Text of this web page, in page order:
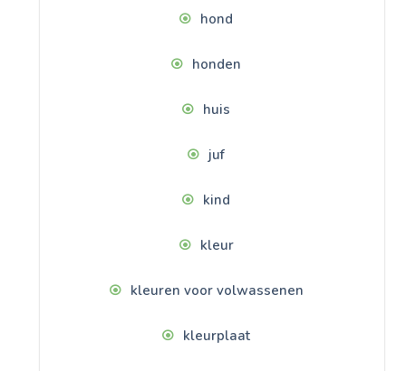
hond
honden
huis
juf
kind
kleur
kleuren voor volwassenen
kleurplaat